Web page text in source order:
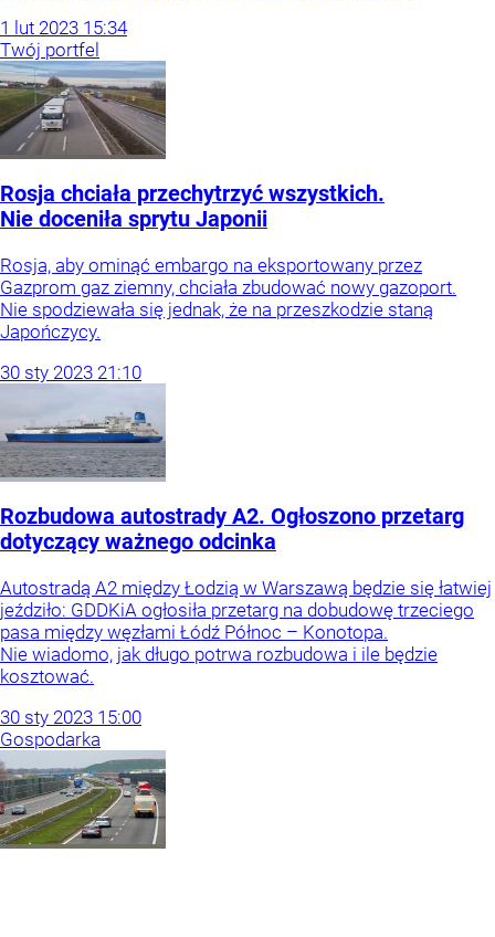
1 lut 2023 15:34
Twój portfel
Rosja chciała przechytrzyć wszystkich.
Nie doceniła sprytu Japonii
Rosja, aby ominąć embargo na eksportowany przez
Gazprom gaz ziemny, chciała zbudować nowy gazoport.
Nie spodziewała się jednak, że na przeszkodzie staną
Japończycy.
30 sty 2023 21:10
Rozbudowa autostrady A2. Ogłoszono przetarg
dotyczący ważnego odcinka
Autostradą A2 między Łodzią w Warszawą będzie się łatwiej
jeździło: GDDKiA ogłosiła przetarg na dobudowę trzeciego
pasa między węzłami Łódź Północ – Konotopa.
Nie wiadomo, jak długo potrwa rozbudowa i ile będzie
kosztować.
30 sty 2023 15:00
Gospodarka